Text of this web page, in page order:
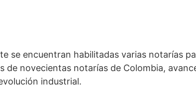
se encuentran habilitadas varias notarías
de novecientas notarías de Colombia,
industrial.